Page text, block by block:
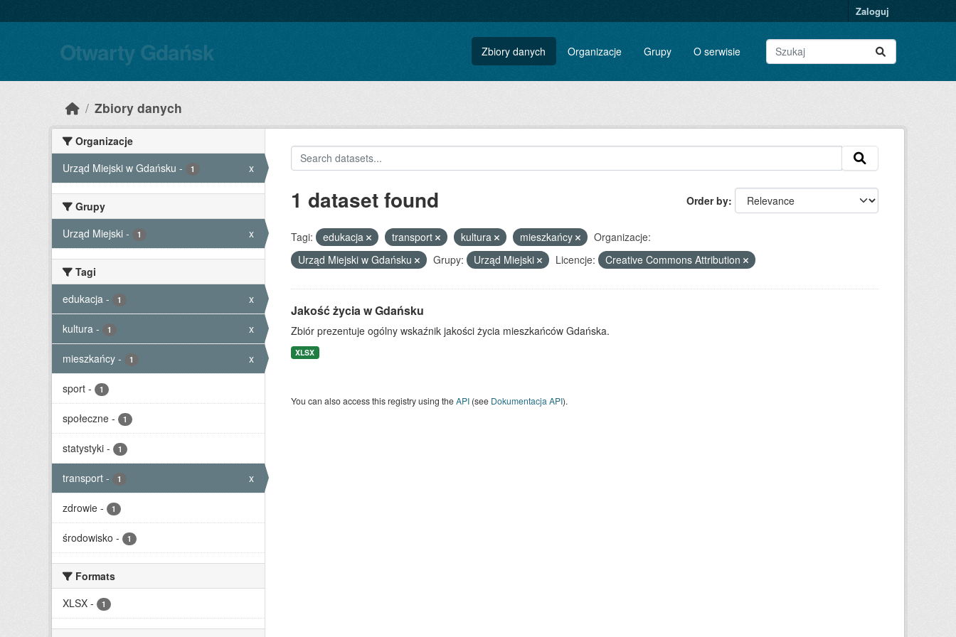
Zaloguj
Otwarty Gdańsk Zbiory danych Organizacje Grupy O serwisie
Zbiory danych
Organizacje
Urząd Miejski w Gdańsku - 1 x
Grupy
Urząd Miejski - 1 x
Tagi
edukacja - 1 x
kultura - 1 x
mieszkańcy - 1 x
sport - 1
społeczne - 1
statystyki - 1
transport - 1 x
zdrowie - 1
środowisko - 1
Formats
XLSX - 1
Order by
1 dataset found
Tagi: edukacja transport kultura mieszkańcy
Organizacje:
Urząd Miejski w Gdańsku
Grupy: Urząd Miejski Licencje: Creative Commons Attribution
Jakość życia w Gdańsku
Zbiór prezentuje ogólny wskaźnik jakości życia mieszkańców Gdańska.
XLSX
You can also access this registry using theAPI(see Dokumentacja API).